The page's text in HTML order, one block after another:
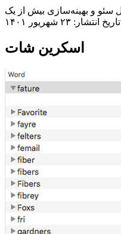
تاریخ انتشار: ۲۳ شهریور ۱۴۰۱
اسکرین شات